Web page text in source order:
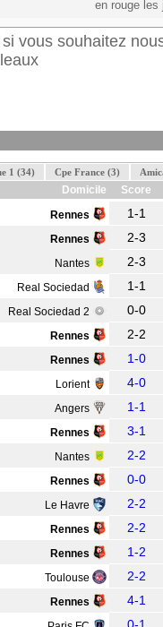
A. Thomasson
C. Cresswell
Mosquera
E.
en rouge les
si vous souhaitez
1 (34) Cpe France (3)
Domicile
Score
Rennes 1-1
Rennes 2-3
Nantes 2-3
Real Sociedad 1-1
Real Sociedad 2 0-0
Rennes 2-2
Rennes 1-0
Lorient 4-0
Angers 1-1
Rennes 3-1
Nantes 2-2
Rennes 0-0
Le Havre 2-2
Rennes 2-2
Rennes 1-2
Toulouse 2-2
Rennes 4-1